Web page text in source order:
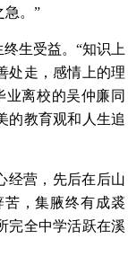
急。”
生受益。“知识上
处走，感情上的理
业离校的吴仲廉同
的教育观和人生追
经营，先后在后山
，集腋终有成裘
完全中学活跃在溪